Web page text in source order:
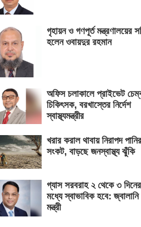
গৃহায়ন ও গণপূর্ত মন্ত্রণালয়ের
হলেন ওবায়দুর রহমান
অফিস চলাকালে প্রাইভেট
চিকিৎসক, বরখাস্তের নির্দেশ
স্বাস্থ্যমন্ত্রীর
খরার করাল থাবায় নিরাপদ পানির
সংকট, বাড়ছে জনস্বাস্থ্য ঝুঁকি
গ্যাস সরবরাহ ২ থেকে ৩ দিনের
মধ্যে স্বাভাবিক হবে: জ্বালানি
মন্ত্রী